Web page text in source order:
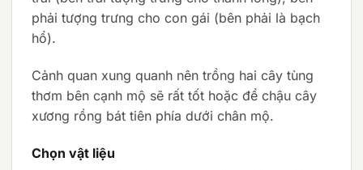
phải tượng trưng cho con gái (bên phải là bạch
hổ).
Cảnh quan xung quanh nên trồng hai cây tùng
thơm bên cạnh mộ sẽ rất tốt hoặc để chậu cây
xương rồng bát tiên phía dưới chân mộ.
Chọn vật liệu